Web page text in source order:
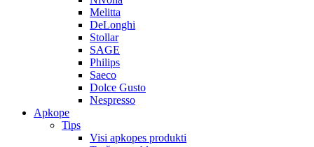
Melitta
DeLonghi
Stollar
SAGE
Philips
Saeco
Dolce Gusto
Nespresso
Apkope
Tips
Visi apkopes produkti